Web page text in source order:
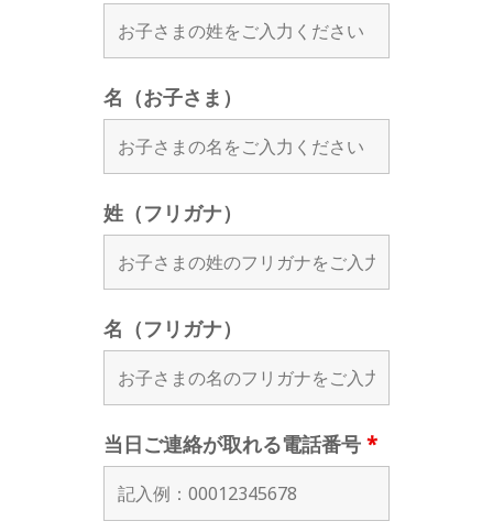
名（お子さま）
姓（フリガナ）
名（フリガナ）
当日ご連絡が取れる電話番号 *